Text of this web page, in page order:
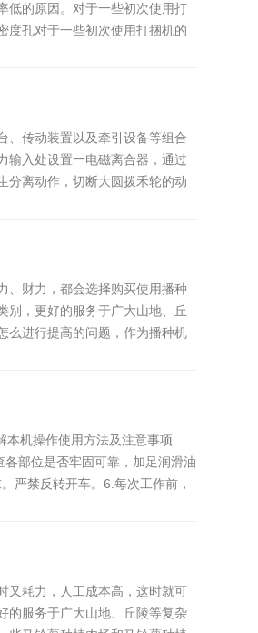
低的原因。对于一些初次使用打
度孔对于一些初次使用打捆机的
、传动装置以及牵引设备等组合
输入处设置一电磁离合器，通过
分离动作，切断大圆拨禾轮的动
、财力，都会选择购买使用播种
别，更好的服务于广大山地、丘
么进行提高的问题，作为播种机
本机操作使用方法及注意事项
部位是否牢固可靠，加足润滑油
严禁反转开车。6.每次工作前，
又耗力，人工成本高，这时就可
的服务于广大山地、丘陵等复杂